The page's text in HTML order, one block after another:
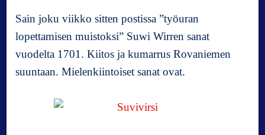
Sain joku viikko sitten postissa ”työuran
lopettamisen muistoksi” Suwi Wirren sanat
vuodelta 1701. Kiitos ja kumarrus Rovaniemen
suuntaan. Mielenkiintoiset sanat ovat.